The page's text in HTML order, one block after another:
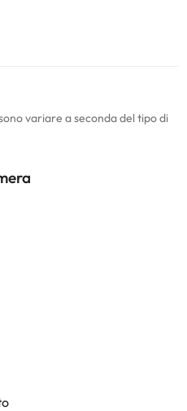
variare a seconda del tipo di